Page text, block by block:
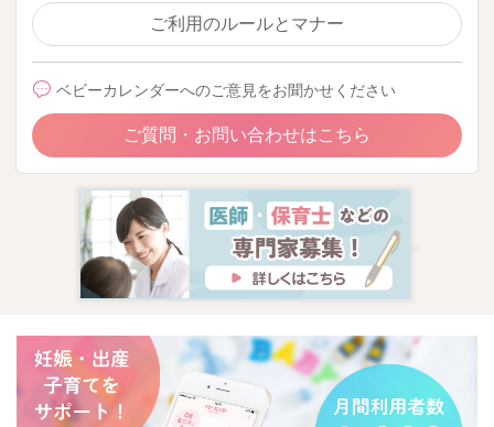
ご利用のルールとマナー
ベビーカレンダーへのご意見をお聞かせください
ご質問・お問い合わせはこちら